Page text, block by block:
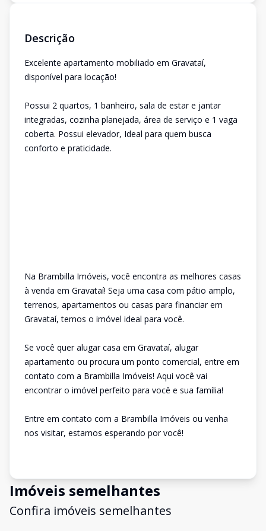
Descrição
Excelente apartamento mobiliado em Gravataí,
disponível para locação!
Possui 2 quartos, 1 banheiro, sala de estar e jantar
integradas, cozinha planejada, área de serviço e 1 vaga
coberta. Possui elevador, Ideal para quem busca
conforto e praticidade.
Na Brambilla Imóveis, você encontra as melhores casas
à venda em Gravataí! Seja uma casa com pátio amplo,
terrenos, apartamentos ou casas para financiar em
Gravataí, temos o imóvel ideal para você.
Se você quer alugar casa em Gravataí, alugar
apartamento ou procura um ponto comercial, entre em
contato com a Brambilla Imóveis! Aqui você vai
encontrar o imóvel perfeito para você e sua família!
Entre em contato com a Brambilla Imóveis ou venha
nos visitar, estamos esperando por você!
Imóveis semelhantes
Confira imóveis semelhantes